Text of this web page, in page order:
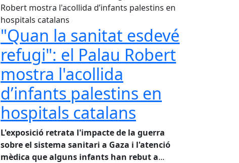
"Quan la sanitat esdevé
refugi": el Palau Robert
mostra l'acollida
d’infants palestins en
hospitals catalans
L'exposició retrata l'impacte de la guerra
sobre el sistema sanitari a Gaza i l'atenció
mèdica que alguns infants han rebut a...